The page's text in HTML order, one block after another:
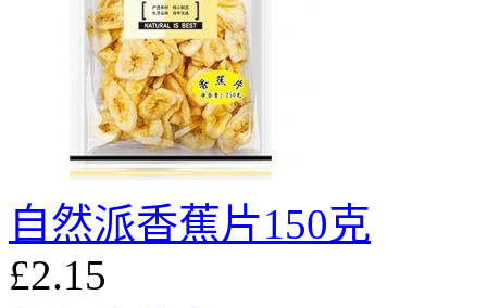
自然派香蕉片150克
£2.15